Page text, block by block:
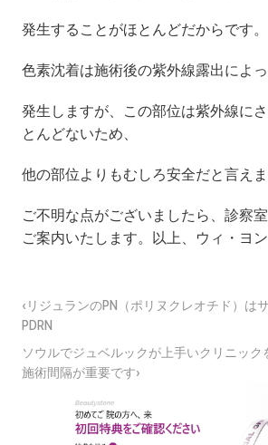
発生することがほとんどだからです。
色素沈着は施術後の紫外線露出によ
発生しますが、この部位は紫外線に
とんどないため、
他の部位よりもむしろ安全だと言えま
ご不明な点がございましたら、診察
ご案内いたします。以上、ウィ・ヨン
‹リジュランのPN（ポリヌクレオチド）は
PDRN
ソウルでジュベルックが上手いクリニッ
施術間隔が重要です›